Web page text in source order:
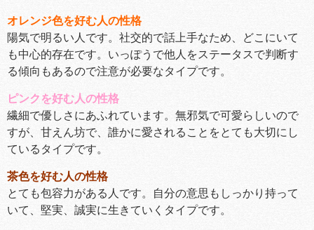
オレンジ色を好む人の性格
陽気で明るい人です。社交的で話上手なため、どこにいて
も中心的存在です。いっぽうで他人をステータスで判断す
る傾向もあるので注意が必要なタイプです。
ピンクを好む人の性格
繊細で優しさにあふれています。無邪気で可愛らしいので
すが、甘えん坊で、誰かに愛されることをとても大切にし
ているタイプです。
茶色を好む人の性格
とても包容力がある人です。自分の意思もしっかり持って
いて、堅実、誠実に生きていくタイプです。